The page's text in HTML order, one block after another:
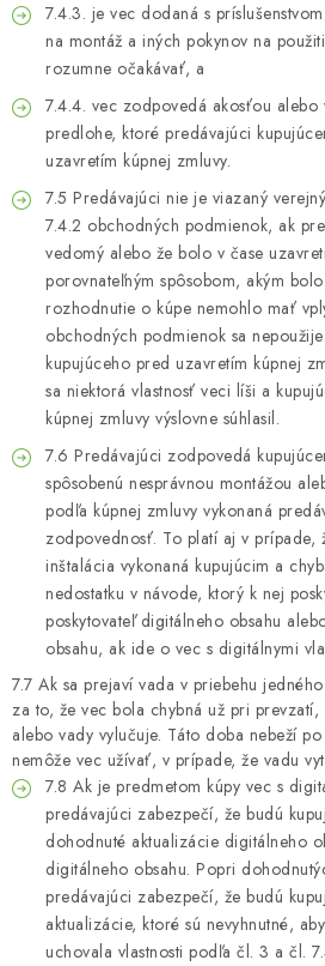
7.4.3. je vec dodaná s
na montáž a iných pokynov na
rozumne očakávať, a
7.4.4. vec zodpovedá akosťou alebo
predlohe, ktoré predávajúci
uzavretím kúpnej zmluvy.
7.5 Predávajúci nie je viazaný
7.4.2 obchodných podmienok, ak
vedomý alebo že bolo v čase
porovnateľným spôsobom, akým
rozhodnutie o kúpe nemohlo mať
obchodných podmienok sa
kupujúceho pred uzavretím kúpnej
sa niektorá vlastnosť veci líši a
kúpnej zmluvy výslovne súhlasil.
7.6 Predávajúci zodpovedá
spôsobenú nesprávnou montážou
podľa kúpnej zmluvy vykonaná
zodpovednosť. To platí aj v prípade,
inštalácia vykonaná kupujúcim a
nedostatku v návode, ktorý k nej
poskytovateľ digitálneho obsahu
obsahu, ak ide o vec s digitálnymi
7.7 Ak sa prejaví vada v priebehu
za to, že vec bola chybná už pri prevzatí,
alebo vady vylučuje. Táto doba nebeží
nemôže vec užívať, v prípade, že vadu
7.8 Ak je predmetom kúpy vec s
predávajúci zabezpečí, že budú
dohodnuté aktualizácie digitálneho
digitálneho obsahu. Popri
predávajúci zabezpečí, že budú
aktualizácie, ktoré sú nevyhnutné,
uchovala vlastnosti podľa čl. 3 a čl.